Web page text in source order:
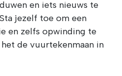
en iets nieuws te
jezelf toe om een
en zelfs opwinding te
de vuurtekenmaan in